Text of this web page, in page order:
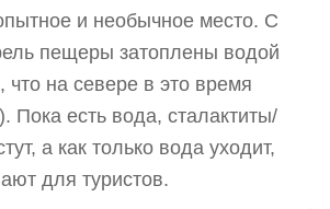
и необычное место. С
пещеры затоплены водой
на севере в это время
Пока есть вода, сталактиты/
а как только вода уходит,
для туристов.